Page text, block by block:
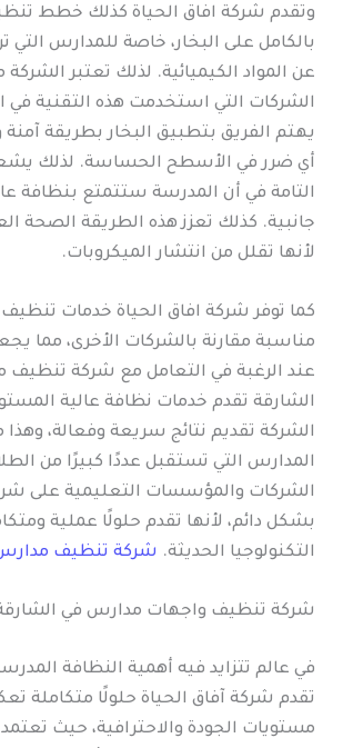
وتقدم شركة افاق الحياة كذلك خطط
بالكامل على البخار، خاصة للمدارس التي
عن المواد الكيميائية. لذلك تعتبر الشركة
الشركات التي استخدمت هذه التقنية في
يهتم الفريق بتطبيق البخار بطريقة
أي ضرر في الأسطح الحساسة. لذلك
التامة في أن المدرسة ستتمتع بنظافة
جانبية. كذلك تعزز هذه الطريقة الصحة
لأنها تقلل من انتشار الميكروبات.
كما توفر شركة افاق الحياة خدمات تنظيف
مناسبة مقارنة بالشركات الأخرى، مما
عند الرغبة في التعامل مع شركة
الشارقة تقدم خدمات نظافة عالية
الشركة تقديم نتائج سريعة وفعالة، وهذا
المدارس التي تستقبل عددًا كبيرًا من
الشركات والمؤسسات التعليمية على
بشكل دائم، لأنها تقدم حلولًا عملية
التكنولوجيا الحديثة. شركة تنظيف
شركة تنظيف واجهات مدارس في
في عالم تتزايد فيه أهمية النظافة
تقدم شركة آفاق الحياة حلولًا متكاملة
مستويات الجودة والاحترافية، حيث